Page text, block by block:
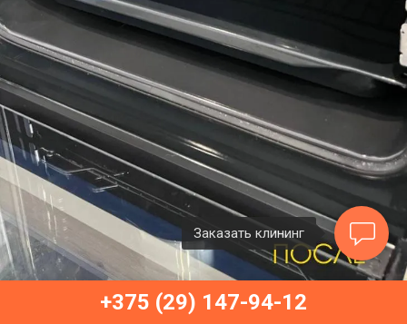
+375 (29) 147-94-12
Заказать клининг